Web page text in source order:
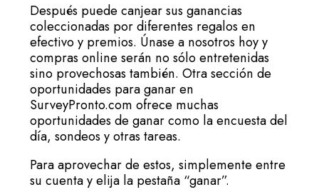
Después puede canjear sus ganancias
coleccionadas por diferentes regalos en
efectivo y premios. Únase a nosotros hoy y
compras online serán no sólo entretenidas
sino provechosas también. Otra sección de
oportunidades para ganar en
SurveyPronto.com ofrece muchas
oportunidades de ganar como la encuesta del
día, sondeos y otras tareas.
Para aprovechar de estos, simplemente entre
su cuenta y elija la pestaña “ganar”.